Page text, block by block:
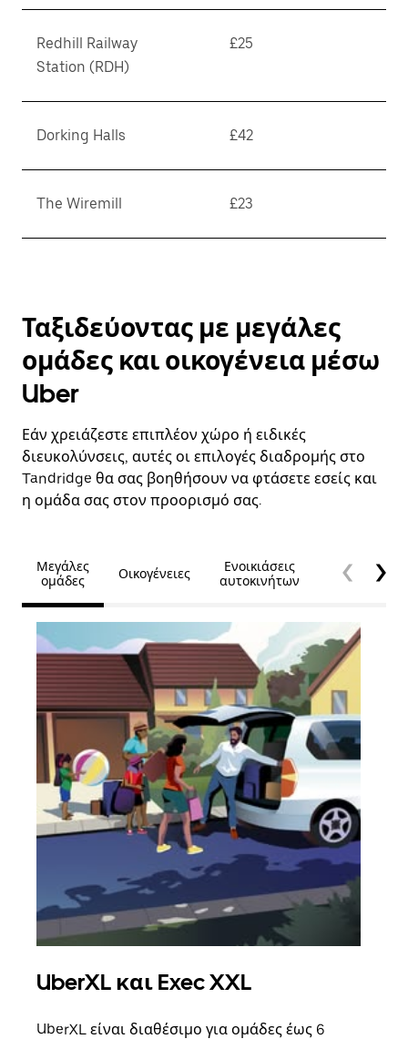
Redhill Railway
Station (RDH)
£25
Dorking Halls £42
The Wiremill £23
Ταξιδεύοντας με μεγάλες
ομάδες και οικογένεια μέσω
Uber
Εάν χρειάζεστε επιπλέον χώρο ή ειδικές
διευκολύνσεις, αυτές οι επιλογές διαδρομής στο
Tandridge θα σας βοηθήσουν να φτάσετε εσείς και
η ομάδα σας στον προορισμό σας.
Μεγάλες
ομάδες
Οικογένειες
Ενοικιάσεις
αυτοκινήτων
UberXL και Exec XXL
UberXL είναι διαθέσιμο για ομάδες έως 6